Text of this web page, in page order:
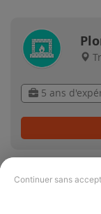
Continuer sans
5 ans